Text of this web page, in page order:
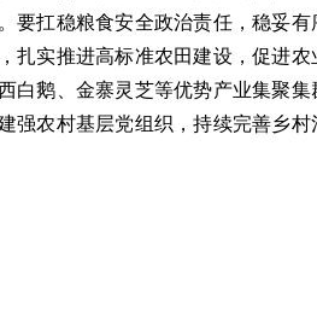
要扛稳粮食安全政治责任，稳妥
扎实推进高标准农田建设，促进
白鹅、金寨灵芝等优势产业集聚
强农村基层党组织，持续完善乡